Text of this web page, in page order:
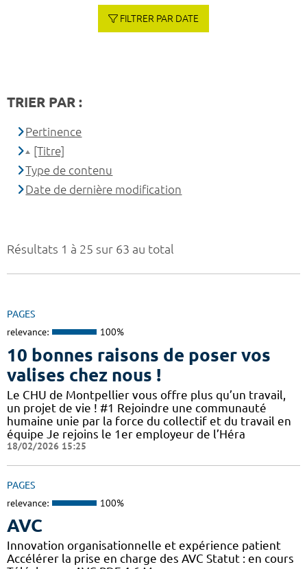
Résultats 1 à 25 sur 63 au total
PAGES
relevance: 100%
10 bonnes raisons de poser vos
valises chez nous !
Le CHU de Montpellier vous offre plus qu’un travail,
un projet de vie ! #1 Rejoindre une communauté
humaine unie par la force du collectif et du travail en
équipe Je rejoins le 1er employeur de l’Héra
18/02/2026 15:25
PAGES
relevance: 100%
AVC
Innovation organisationnelle et expérience patient
Accélérer la prise en charge des AVC Statut : en cours
FILTRER PAR DATE
TRIER PAR :
Pertinence
[Titre]
Type de contenu
Date de dernière modification